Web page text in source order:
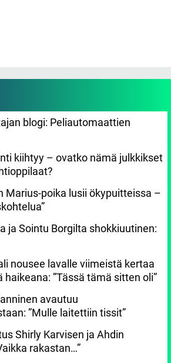
blogi: Peliautomaattien
kiihtyy – ovatko nämä julkkikset
Marius-poika lusii ökypuitteissa –
ja Sointu Borgilta shokkiuutinen:
nousee lavalle viimeistä kertaa
haikeana: ”Tässä tämä sitten oli”
avautuu
”Mulle laitettiin tissit”
Shirly Karvisen ja Ahdin
rakastan…”